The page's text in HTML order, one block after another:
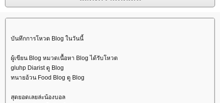
บันทึกการโหวต Blog ในวันนี้
ผู้เขียน Blog หมวดเนื้อหา Blog ได้รับโหวต
gluhp Diarist ดู Blog
ทนายอ้วน Food Blog ดู Blog
สุดยอดเลยล่ะน้องบอล